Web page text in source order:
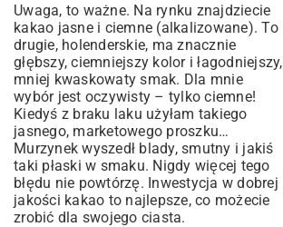
Uwaga, to ważne. Na rynku znajdziecie
kakao jasne i ciemne (alkalizowane). To
drugie, holenderskie, ma znacznie
głębszy, ciemniejszy kolor i łagodniejszy,
mniej kwaskowaty smak. Dla mnie
wybór jest oczywisty – tylko ciemne!
Kiedyś z braku laku użyłam takiego
jasnego, marketowego proszku…
Murzynek wyszedł blady, smutny i jakiś
taki płaski w smaku. Nigdy więcej tego
błędu nie powtórzę. Inwestycja w dobrej
jakości kakao to najlepsze, co możecie
zrobić dla swojego ciasta.